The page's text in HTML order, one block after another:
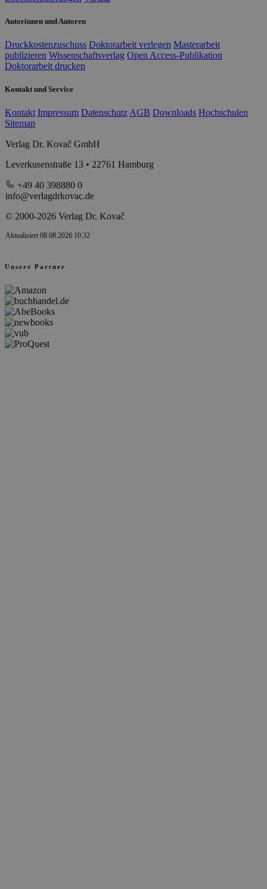
Autorinnen und Autoren
Druckkostenzuschuss Doktorarbeit verlegen Masterarbeit
publizieren Wissenschaftsverlag Open Access-Publikation
Doktorarbeit drucken
Kontakt und Service
Kontakt Impressum Datenschutz AGB Downloads Hochschulen
Sitemap
Verlag Dr. Kovač GmbH
Leverkusenstraße 13 • 22761 Hamburg
+49 40 398880 0
info@verlagdrkovac.de
© 2000-2026 Verlag Dr. Kovač
Aktualisiert 08.08.2026 10:32
Unsere Partner